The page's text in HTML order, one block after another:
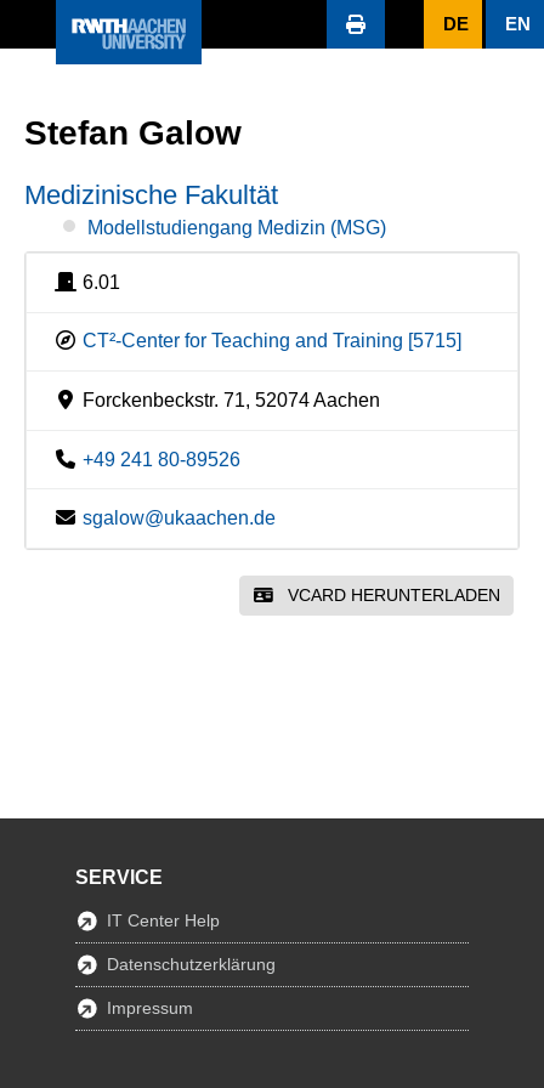
DE EN
Stefan Galow
Medizinische Fakultät
Modellstudiengang Medizin (MSG)
6.01
CT²-Center for Teaching and Training [5715]
Forckenbeckstr. 71, 52074 Aachen
+49 241 80-89526
sgalow@ukaachen.de
VCARD HERUNTERLADEN
SERVICE
IT Center Help
Datenschutzerklärung
Impressum